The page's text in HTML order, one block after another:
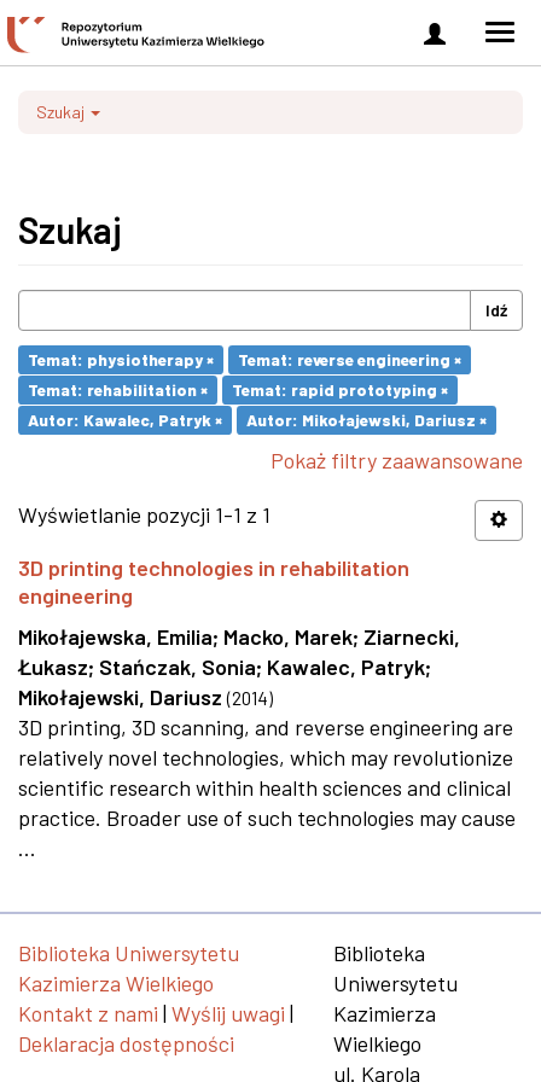
Zaloguj
się
Szukaj
Szukaj
Idź
Temat: physiotherapy ×
Temat: reverse engineering ×
Temat: rehabilitation ×
Temat: rapid prototyping ×
Autor: Kawalec, Patryk ×
Autor: Mikołajewski, Dariusz ×
Pokaż filtry zaawansowane
Wyświetlanie pozycji 1-1 z 1
3D printing technologies in rehabilitation
engineering
Mikołajewska, Emilia; Macko, Marek; Ziarnecki,
Łukasz; Stańczak, Sonia; Kawalec, Patryk;
Mikołajewski, Dariusz (2014)
3D printing, 3D scanning, and reverse engineering are
relatively novel technologies, which may revolutionize
scientific research within health sciences and clinical
practice. Broader use of such technologies may cause
...
Biblioteka Uniwersytetu
Kazimierza Wielkiego
Kontakt z nami | Wyślij uwagi |
Deklaracja dostępności
Biblioteka
Uniwersytetu
Kazimierza
Wielkiego
ul. Karola